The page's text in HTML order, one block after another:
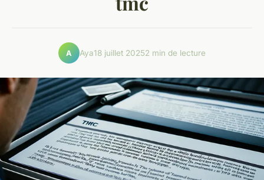
A Aya18 juillet 20252 min de lecture